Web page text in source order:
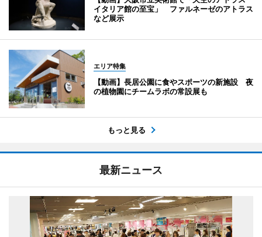
イタリア館の至宝」 ファルネーゼのアトラス
など展示
エリア特集
【動画】長居公園に食やスポーツの新施設 夜
の植物園にチームラボの常設展も
もっと見る
最新ニュース